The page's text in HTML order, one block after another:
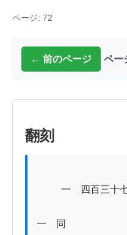
ページ: 72
← 前のページ ペー
翻刻
一　同　　　　　　